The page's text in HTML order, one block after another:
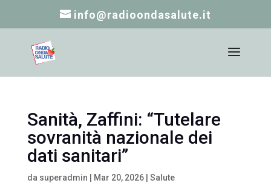
info@radioondasalute.it
Sanità, Zaffini: “Tutelare
sovranità nazionale dei
dati sanitari”
da superadmin Mar 20, 2026| Salute